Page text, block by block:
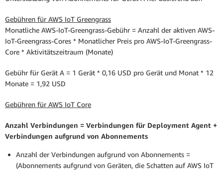
Gebühren für AWS IoT Greengrass
Monatliche AWS-IoT-Greengrass-Gebühr = Anzahl der aktiven AWS-
IoT-Greengrass-Cores * Monatlicher Preis pro AWS-IoT-Greengrass-
Core * Aktivitätszeitraum (Monate)
Gebühr für Gerät A = 1 Gerät * 0,16 USD pro Gerät und Monat * 12
Monate = 1,92 USD
Gebühren für AWS IoT Core
Anzahl Verbindungen = Verbindungen für Deployment Agent +
Verbindungen aufgrund von Abonnements
Anzahl der Verbindungen aufgrund von Abonnements =
(Abonnements aufgrund von Geräten, die Schatten auf AWS IoT